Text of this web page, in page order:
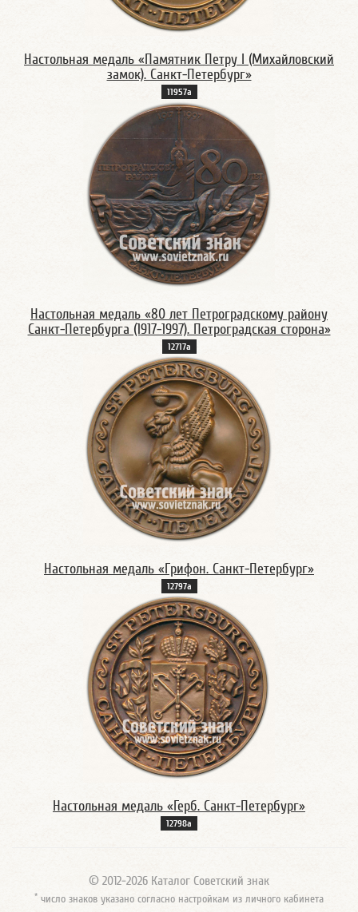
Настольная медаль «Памятник Петру I (Михайловский
замок). Санкт-Петербург»
11957а
Настольная медаль «80 лет Петроградскому району
Санкт-Петербурга (1917-1997). Петроградская сторона»
12717а
Настольная медаль «Грифон. Санкт-Петербург»
12797а
Настольная медаль «Герб. Санкт-Петербург»
12798а
© 2012-2026 Каталог Советский знак
* число знаков указано согласно настройкам из личного кабинета